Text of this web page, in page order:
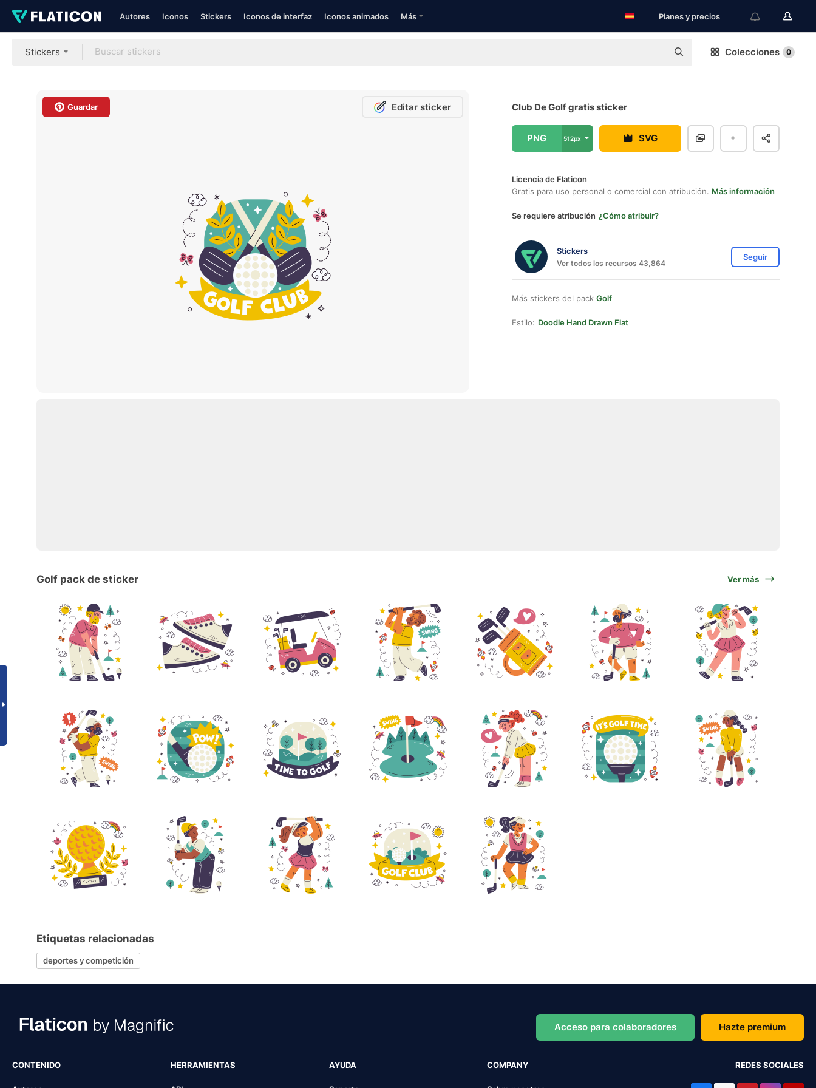
Autores Iconos Stickers Iconos de interfaz Iconos animados Más Planes y precios
Stickers Colecciones 0
Guardar Editar sticker Club De Golf gratis sticker
PNG 512px SVG
Licencia de Flaticon
Gratis para uso personal o comercial con atribución. Más información
Se requiere atribución ¿Cómo atribuir?
Stickers
Ver todos los recursos 43,864
Seguir
Más stickers del pack Golf
Estilo: Doodle Hand Drawn Flat
Golf pack de sticker Ver más
Etiquetas relacionadas
deportes y competición
Acceso para colaboradores Hazte premium
CONTENIDO HERRAMIENTAS AYUDA COMPANY REDES SOCIALES